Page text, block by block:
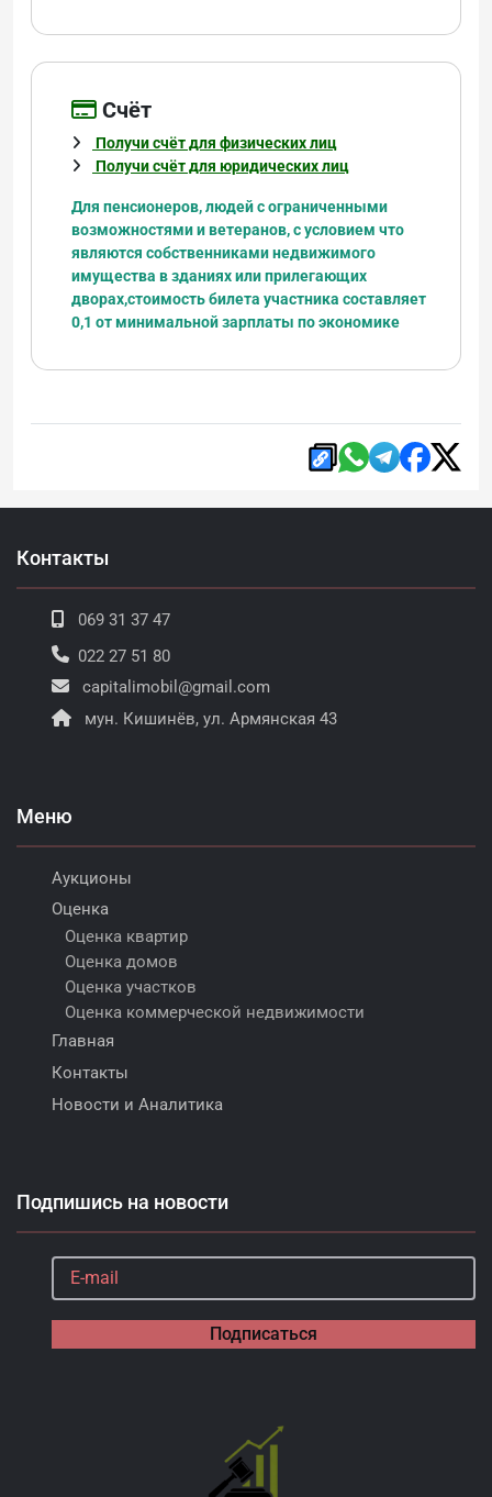
Cчёт
Получи счёт для физических лиц
Получи счёт для юридических лиц
Для пенсионеров, людей с ограниченными
возможностями и ветеранов, с условием что
являются собственниками недвижимого
имущества в зданиях или прилегающих
дворах,стоимость билета участника составляет
0,1 от минимальной зарплаты по экономике
Контакты
069 31 37 47
022 27 51 80
capitalimobil@gmail.com
мун. Кишинёв, ул. Армянская 43
Меню
Аукционы
Оценка
Оценка квартир
Оценка домов
Оценка участков
Оценка коммерческой недвижимости
Главная
Контакты
Новости и Аналитика
Подпишись на новости
Подписаться